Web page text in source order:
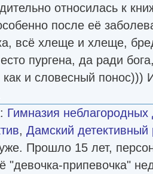
относилась к
после её
всё хлеще и хлеще,
пургена, да ради
и словесный понос)))
: Гимназия
, Дамский детективный
Прошло 15 лет,
"девочка-припевочка"